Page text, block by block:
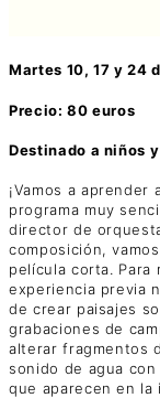
Martes 10, 17 y 24
Precio: 80 euros
Destinado a niños
¡Vamos a
programa muy
director de
composición,
película corta.
experiencia previa
de crear paisajes
grabaciones de
alterar fragmentos
sonido de agua
que aparecen en la